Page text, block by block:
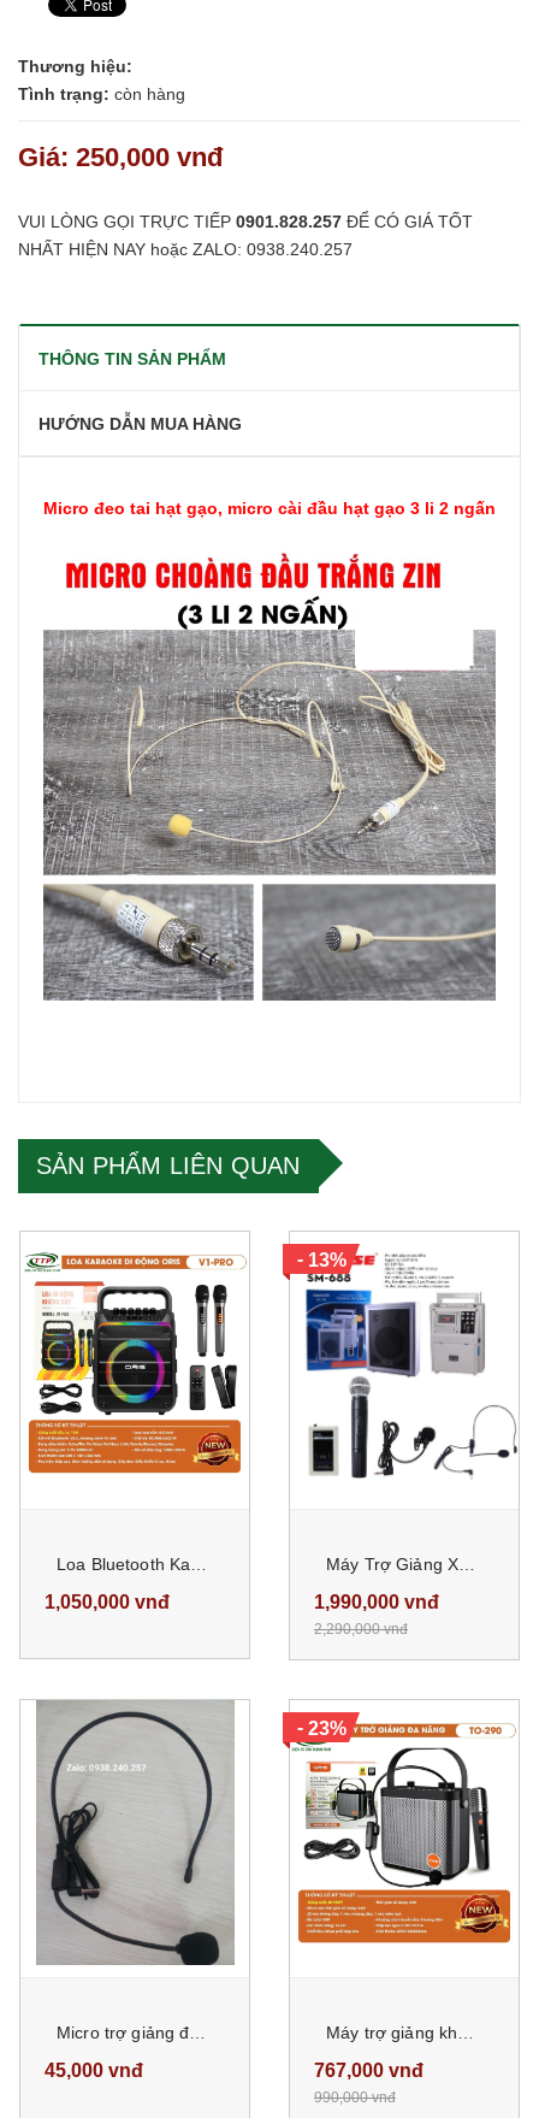
Thương hiệu:
Tình trạng: còn hàng
Giá: 250,000 vnđ
VUI LÒNG GỌI TRỰC TIẾP 0901.828.257 ĐỂ CÓ GIÁ TỐT
NHẤT HIỆN NAY hoặc ZALO: 0938.240.257
THÔNG TIN SẢN PHẨM
HƯỚNG DẪN MUA HÀNG
Micro đeo tai hạt gạo, micro cài đầu hạt gạo 3 li 2 ngấn
SẢN PHẨM LIÊN QUAN
Loa Bluetooth Karaoke ORIS V1 PRO 80W Kèm 2 Micro Không Dây, Bass 6.5 Inch, Đèn LED RGB, Hỗ Trợ Bluetooth/USB/Thẻ Nhớ
1,050,000 vnđ
-13%
Máy Trợ Giảng Xách Tay Sunrise SM-688 sử dụng để giảng dạy, hội họp, phát biểu, thuyết trình, phát thanh
1,990,000 vnđ
2,290,000 vnđ
Micro trợ giảng đeo tai phụ kiện cho máy trợ giảng
45,000 vnđ
-23%
Máy trợ giảng không dây, máy dạy học ORIS TO-290 có bluetooth
767,000 vnđ
990,000 vnđ